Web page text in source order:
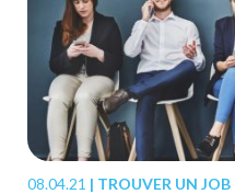
08.04.21 | TROUVER UN JOB